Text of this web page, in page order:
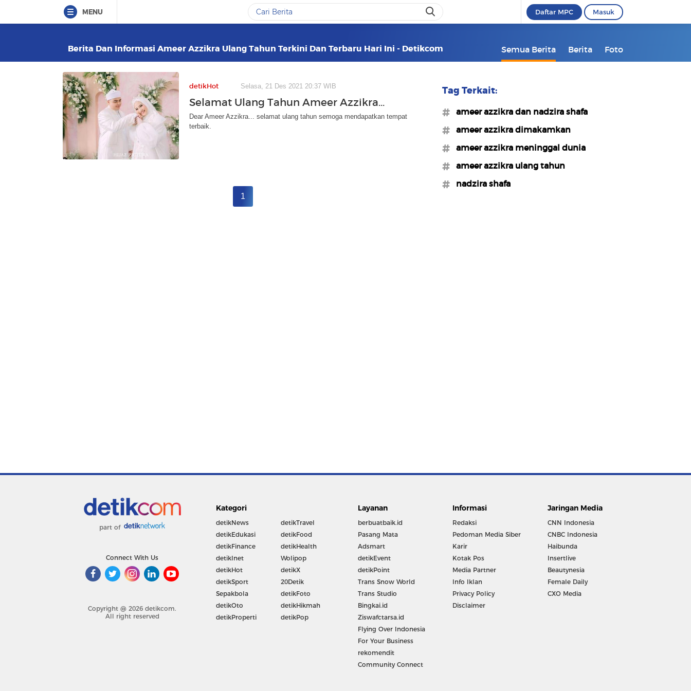
MENU Daftar MPC Masuk
Berita Dan Informasi Ameer Azzikra Ulang Tahun Terkini Dan Terbaru Hari Ini - Detikcom Semua Berita Berita Foto
detikHot Selasa, 21 Des 2021 20:37 WIB
Selamat Ulang Tahun Ameer Azzikra...
Dear Ameer Azzikra... selamat ulang tahun semoga mendapatkan tempat
terbaik.
1
Tag Terkait:
#ameer azzikra dan nadzira shafa
#ameer azzikra dimakamkan
#ameer azzikra meninggal dunia
#ameer azzikra ulang tahun
#nadzira shafa
part of
Connect With Us
Copyright @ 2026 detikcom.
All right reserved
Kategori
detikNews
detikEdukasi
detikFinance
detikInet
detikHot
detikSport
Sepakbola
detikOto
detikProperti
detikTravel
detikFood
detikHealth
Wolipop
detikX
20Detik
detikFoto
detikHikmah
detikPop
Layanan
berbuatbaik.id
Pasang Mata
Adsmart
detikEvent
detikPoint
Trans Snow World
Trans Studio
Bingkai.id
Ziswafctarsa.id
Flying Over Indonesia
For Your Business
rekomendit
Community Connect
Informasi
Redaksi
Pedoman Media Siber
Karir
Kotak Pos
Media Partner
Info Iklan
Privacy Policy
Disclaimer
Jaringan Media
CNN Indonesia
CNBC Indonesia
Haibunda
Insertlive
Beautynesia
Female Daily
CXO Media